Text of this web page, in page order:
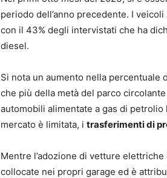
periodo dell’anno precedente. I
con il 43% degli intervistati che ha
diesel.
Si nota un aumento nella
che più della metà del parco
automobili alimentate a gas di
mercato è limitata, i trasferimenti di
Mentre l’adozione di vetture
collocate nei propri garage ed è